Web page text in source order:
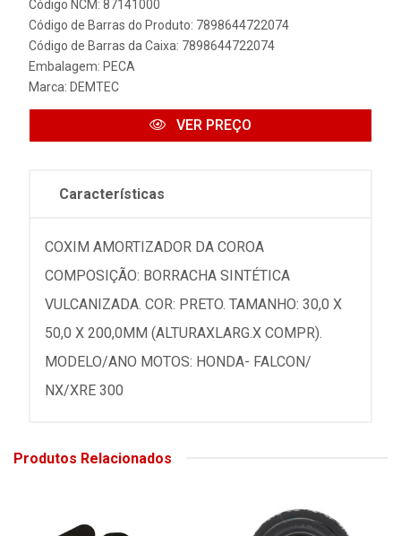
Código NCM: 87141000
Código de Barras do Produto: 7898644722074
Código de Barras da Caixa: 7898644722074
Embalagem: PECA
Marca: DEMTEC
VER PREÇO
Características
COXIM AMORTIZADOR DA COROA
COMPOSIÇÃO: BORRACHA SINTÉTICA
VULCANIZADA. COR: PRETO. TAMANHO: 30,0 X
50,0 X 200,0MM (ALTURAXLARG.X COMPR).
MODELO/ANO MOTOS: HONDA- FALCON/
NX/XRE 300
Produtos Relacionados